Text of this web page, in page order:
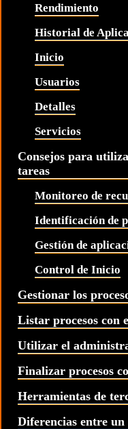
Rendimiento
Historial de
Inicio
Usuarios
Detalles
Servicios
Consejos para
tareas
Monitoreo de
Identificación de
Gestión de
Control de Inicio
Gestionar los
Listar procesos con
Utilizar el
Finalizar procesos
Herramientas de
Diferencias entre